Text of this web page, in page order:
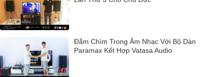
Đắm Chìm Trong Âm Nhạc Với Bộ Dàn
Paramax Kết Hợp Vatasa Audio